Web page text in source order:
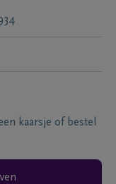
kaarsje of bestel